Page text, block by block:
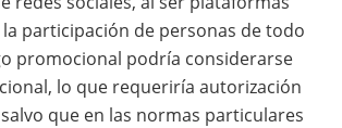
participación de personas de todo
promocional podría considerarse
lo que requeriría autorización
que en las normas particulares